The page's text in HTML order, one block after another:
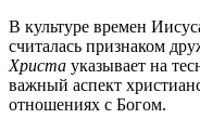
В культуре времен
считалась признаком
Христа указывает на
важный аспект
отношениях с Богом.